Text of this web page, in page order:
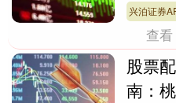
兴泊证券
查看
股票
南：